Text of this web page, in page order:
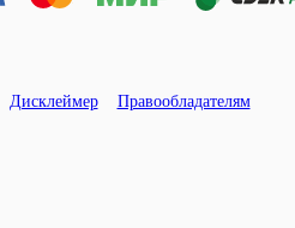
Дисклеймер Правообладателям